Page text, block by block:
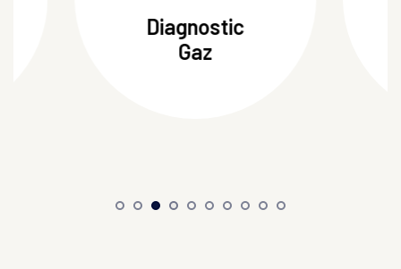
Électricité